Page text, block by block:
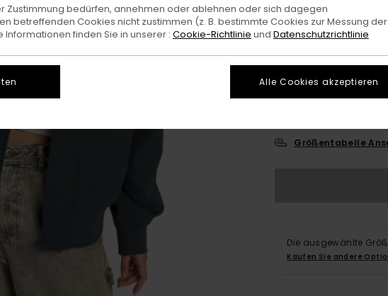
Größentabelle
Die ausgewählte
Kaufen Sie andere
Zustimmung bedürfen, annehmen oder ablehnen oder sich dagegen
betreffenden Cookies nicht zustimmen (z. B. bestimmte Cookies zur Messung der
finden Sie in unserer : Cookie-Richtlinie und Datenschutzrichtlinie
Alle Cookies akzeptieren